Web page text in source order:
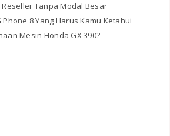
Tanpa Modal Besar
Phone 8 Yang Harus Kamu Ketahui
Mesin Honda GX 390?